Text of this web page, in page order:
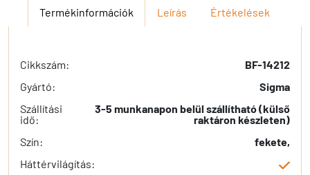
Termékinformációk Leírás Értékelések
Cikkszám:
BF-14212
Gyártó:
Sigma
Szállítási
idő:
3-5 munkanapon belül szállítható (külső
raktáron készleten)
Szín:
fekete,
Háttérvilágítás: